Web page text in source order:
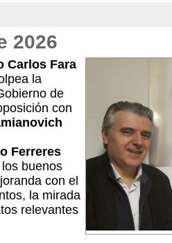
2026
Carlos Fara
la
de
con
Ferreres
los buenos
con el
la mirada
relevantes